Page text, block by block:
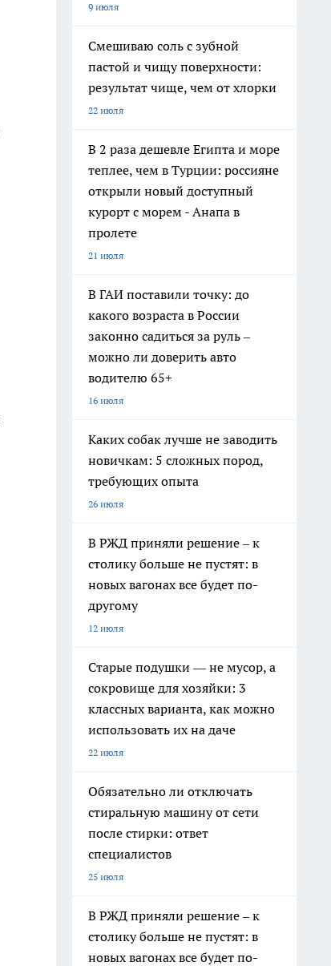
9 июля
Смешиваю соль с зубной
пастой и чищу поверхности:
результат чище, чем от хлорки
22 июля
В 2 раза дешевле Египта и море
теплее, чем в Турции: россияне
открыли новый доступный
курорт с морем - Анапа в
пролете
21 июля
В ГАИ поставили точку: до
какого возраста в России
законно садиться за руль –
можно ли доверить авто
водителю 65+
16 июля
Каких собак лучше не заводить
новичкам: 5 сложных пород,
требующих опыта
26 июля
В РЖД приняли решение – к
столику больше не пустят: в
новых вагонах все будет по-
другому
12 июля
Старые подушки — не мусор, а
сокровище для хозяйки: 3
классных варианта, как можно
использовать их на даче
22 июля
Обязательно ли отключать
стиральную машину от сети
после стирки: ответ
специалистов
25 июля
В РЖД приняли решение – к
столику больше не пустят: в
новых вагонах все будет по-